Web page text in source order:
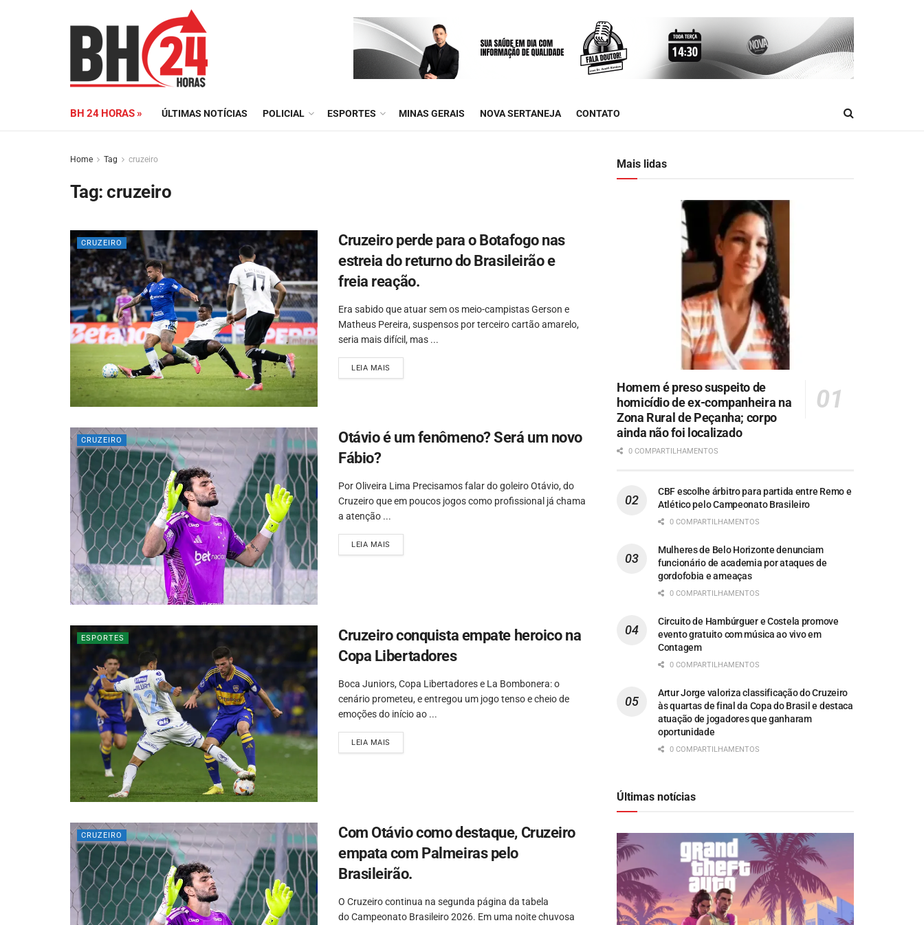
BH 24 HORAS » ÚLTIMAS NOTÍCIAS POLICIAL ESPORTES MINAS GERAIS NOVA SERTANEJA CONTATO
Home Tag cruzeiro
Tag:cruzeiro
CRUZEIRO
Cruzeiro perde para o Botafogo nas
estreia do returno do Brasileirão e
freia reação.
Era sabido que atuar sem os meio-campistas Gerson e
Matheus Pereira, suspensos por terceiro cartão amarelo,
seria mais difícil, mas ...
LEIA MAIS
CRUZEIRO
Otávio é um fenômeno? Será um novo
Fábio?
Por Oliveira Lima Precisamos falar do goleiro Otávio, do
Cruzeiro que em poucos jogos como profissional já chama
a atenção ...
LEIA MAIS
ESPORTES
Cruzeiro conquista empate heroico na
Copa Libertadores
Boca Juniors, Copa Libertadores e La Bombonera: o
cenário prometeu, e entregou um jogo tenso e cheio de
emoções do início ao ...
LEIA MAIS
CRUZEIRO
Com Otávio como destaque, Cruzeiro
empata com Palmeiras pelo
Brasileirão.
O Cruzeiro continua na segunda página da tabela
do Campeonato Brasileiro 2026. Em uma noite chuvosa
Mais lidas
Homem é preso suspeito de
homicídio de ex-companheira na
Zona Rural de Peçanha; corpo
ainda não foi localizado
0 COMPARTILHAMENTOS
CBF escolhe árbitro para partida entre Remo e
Atlético pelo Campeonato Brasileiro
0 COMPARTILHAMENTOS
Mulheres de Belo Horizonte denunciam
funcionário de academia por ataques de
gordofobia e ameaças
0 COMPARTILHAMENTOS
Circuito de Hambúrguer e Costela promove
evento gratuito com música ao vivo em
Contagem
0 COMPARTILHAMENTOS
Artur Jorge valoriza classificação do Cruzeiro
às quartas de final da Copa do Brasil e destaca
atuação de jogadores que ganharam
oportunidade
0 COMPARTILHAMENTOS
Últimas notícias